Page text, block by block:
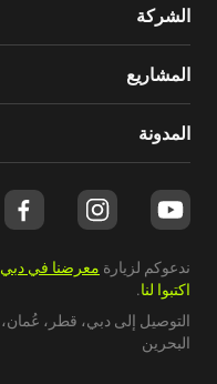
الشركة
المشاريع
المدونة
ندعوكم لزيارة معرضنا في دبي
اكتبوا لنا.
التوصيل إلى دبي، قطر ، عُمان،
البحرين